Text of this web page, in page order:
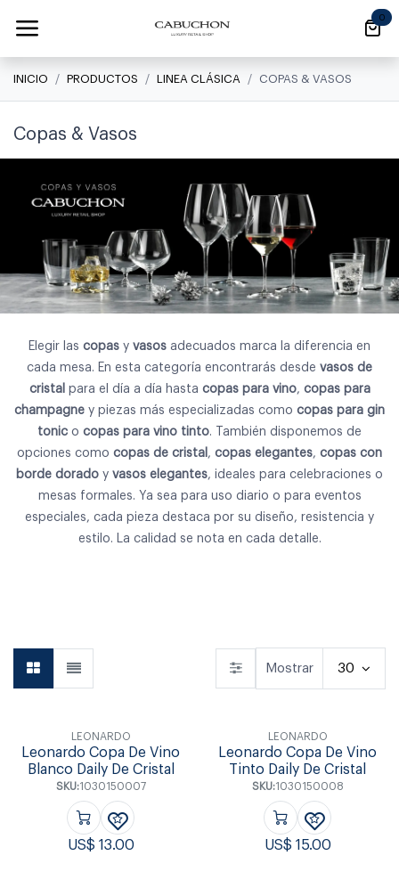
0
INICIO PRODUCTOS LINEA CLÁSICA COPAS & VASOS
Copas & Vasos
Elegir las copas y vasos adecuados marca la diferencia en
cada mesa. En esta categoría encontrarás desde vasos de
cristal para el día a día hasta copas para vino, copas para
champagne y piezas más especializadas como copas para gin
tonic o copas para vino tinto. También disponemos de
opciones como copas de cristal , copas elegantes, copas con
borde dorado y vasos elegantes, ideales para celebraciones o
mesas formales. Ya sea para uso diario o para eventos
especiales, cada pieza destaca por su diseño, resistencia y
estilo. La calidad se nota en cada detalle.
Mostrar 30
LEONARDO
Leonardo Copa De Vino
Blanco Daily De Cristal
SKU:1030150007
US$ 13.00
LEONARDO
Leonardo Copa De Vino
Tinto Daily De Cristal
SKU:1030150008
US$ 15.00